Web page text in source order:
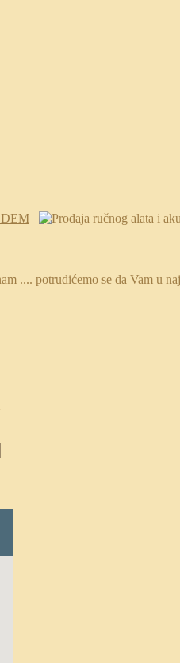
.... potrudićemo se da Vam u